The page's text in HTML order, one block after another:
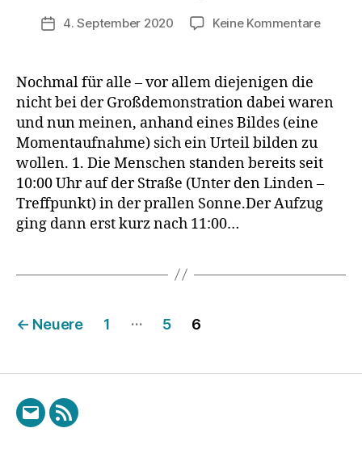
Veröffentlichungsdatum
4. September 2020 Keine Kommentarezu
2020
Nochmal für alle – vor allem diejenigen die
nicht bei der Großdemonstration dabei waren
und nun meinen, anhand eines Bildes (eine
Momentaufnahme) sich ein Urteil bilden zu
wollen. 1. Die Menschen standen bereits seit
10:00 Uhr auf der Straße (Unter den Linden –
Treffpunkt) in der prallen Sonne.Der Aufzug
ging dann erst kurz nach 11:00…
Seitennummerierung
Beiträge
← Neuere 1 … 5 6
E-
RSS